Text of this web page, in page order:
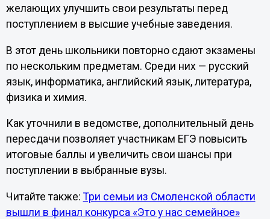
желающих улучшить свои результаты перед
поступлением в высшие учебные заведения.
В этот день школьники повторно сдают экзамены
по нескольким предметам. Среди них — русский
язык, информатика, английский язык, литература,
физика и химия.
Как уточнили в ведомстве, дополнительный день
пересдачи позволяет участникам ЕГЭ повысить
итоговые баллы и увеличить свои шансы при
поступлении в выбранные вузы.
Читайте также: Три семьи из Смоленской области
вышли в финал конкурса «Это у нас семейное»